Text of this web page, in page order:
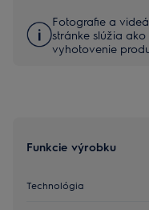
Fotografie a
stránke slúžia
vyhotovenie
Funkcie výrobku
Technológia